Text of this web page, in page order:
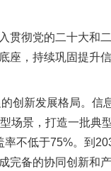
彻党的二十大和
座，持续巩固提升
新发展格局。信
场景，打造一批典
不低于75%。到
备的协同创新和